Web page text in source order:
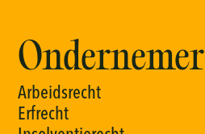
Ondernemer
Arbeidsrecht
Erfrecht